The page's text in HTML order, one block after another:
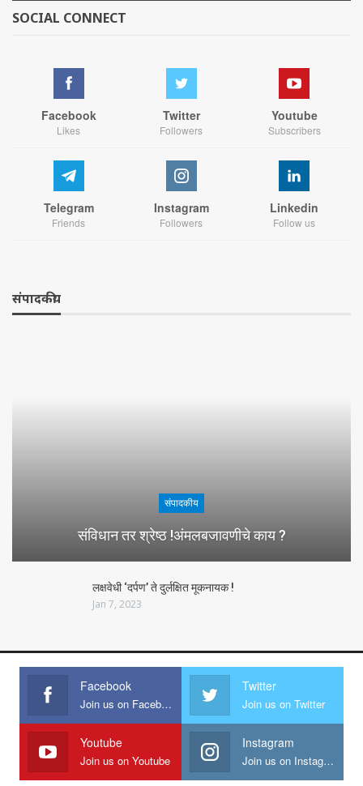
SOCIAL CONNECT
Facebook
Likes
Twitter
Followers
Youtube
Subscribers
Telegram
Friends
Instagram
Followers
Linkedin
Follow us
संपादकीय
संपादकीय
संविधान तर श्रेष्ठ !अंमलबजावणीचे काय ?
लक्षवेधी ‘दर्पण’ ते दुर्लक्षित मूकनायक !
Jan 7, 2023
Facebook
Join us on Facebook
Twitter
Join us on Twitter
Youtube
Join us on Youtube
Instagram
Join us on Instagram